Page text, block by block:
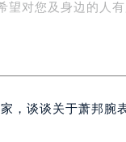
望对您及身边的人
，谈谈关于萧邦